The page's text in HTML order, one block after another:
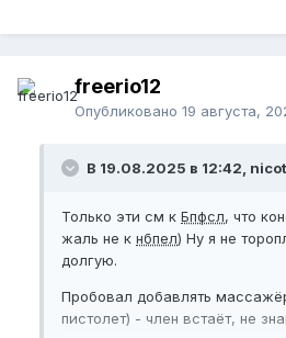
freerio12
Опубликовано 19 августа,
В 19.08.2025 в 12:42,
Только эти см к Бпфсл, что
жаль не к нбпел) Ну я не
долгую.
Пробовал добавлять
пистолет) - член встаёт, не